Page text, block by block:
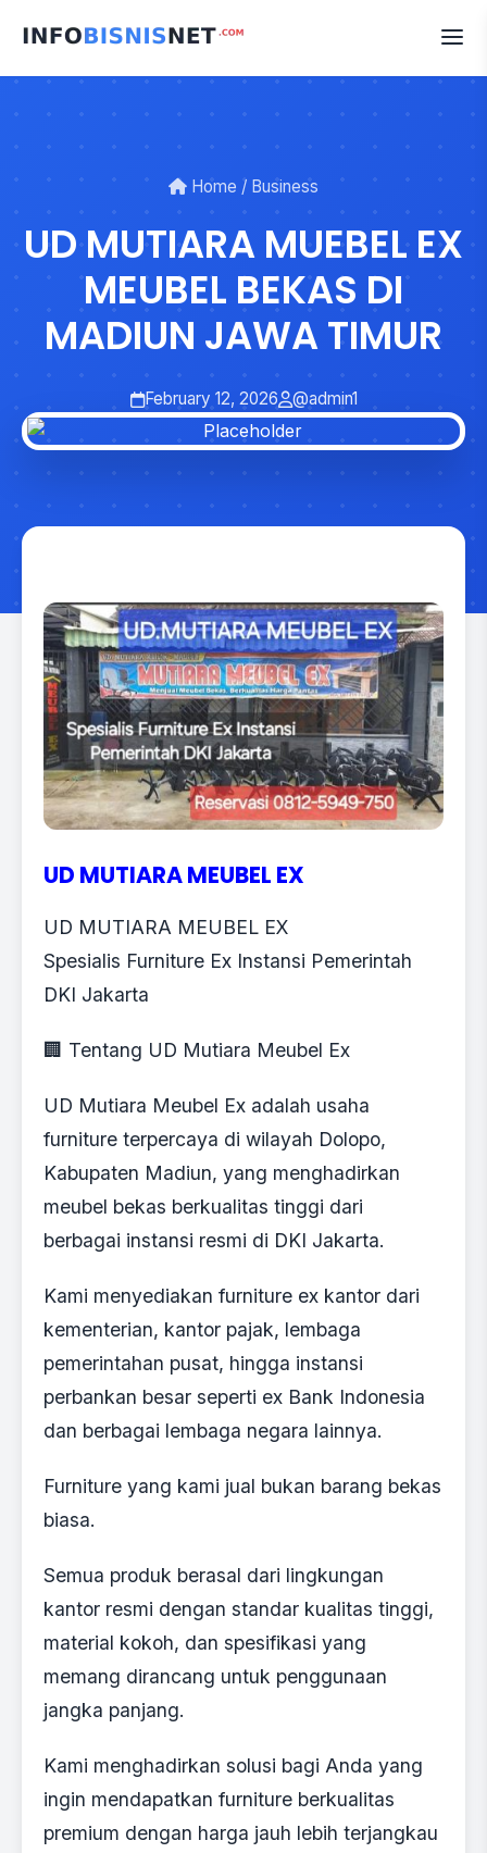
Home / Business
UD MUTIARA MUEBEL EX
MEUBEL BEKAS DI
MADIUN JAWA TIMUR
February 12, 2026 @admin1
UD MUTIARA MEUBEL EX
UD MUTIARA MEUBEL EX
Spesialis Furniture Ex Instansi Pemerintah
DKI Jakarta
🏢 Tentang UD Mutiara Meubel Ex
UD Mutiara Meubel Ex adalah usaha
furniture terpercaya di wilayah Dolopo,
Kabupaten Madiun, yang menghadirkan
meubel bekas berkualitas tinggi dari
berbagai instansi resmi di DKI Jakarta.
Kami menyediakan furniture ex kantor dari
kementerian, kantor pajak, lembaga
pemerintahan pusat, hingga instansi
perbankan besar seperti ex Bank Indonesia
dan berbagai lembaga negara lainnya.
Furniture yang kami jual bukan barang bekas
biasa.
Semua produk berasal dari lingkungan
kantor resmi dengan standar kualitas tinggi,
material kokoh, dan spesifikasi yang
memang dirancang untuk penggunaan
jangka panjang.
Kami menghadirkan solusi bagi Anda yang
ingin mendapatkan furniture berkualitas
premium dengan harga jauh lebih terjangkau